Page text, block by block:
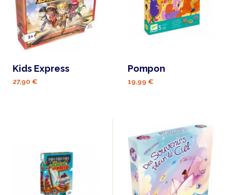
Kids Express
27,90 €
Pompon
19,99 €